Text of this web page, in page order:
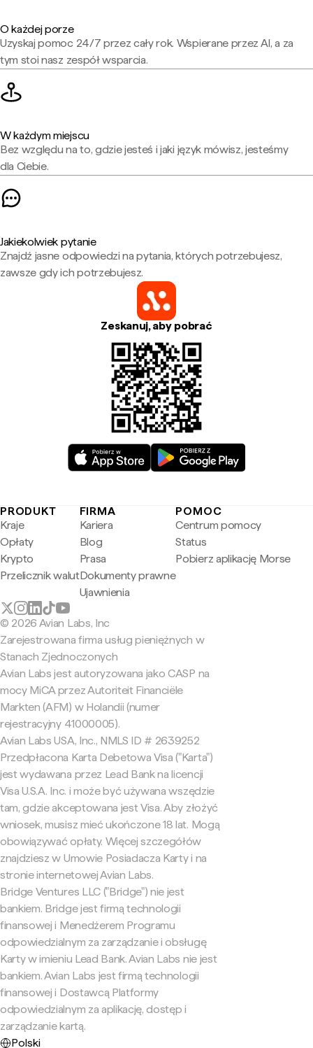
O każdej porze
Uzyskaj pomoc 24/7 przez cały rok. Wspierane przez AI, a za
tym stoi nasz zespół wsparcia.
W każdym miejscu
Bez względu na to, gdzie jesteś i jaki język mówisz, jesteśmy
dla Ciebie.
Jakiekolwiek pytanie
Znajdź jasne odpowiedzi na pytania, których potrzebujesz,
zawsze gdy ich potrzebujesz.
Zeskanuj, aby pobrać
PRODUKT
Kraje
Opłaty
Krypto
Przelicznik walut
FIRMA
Kariera
Blog
Prasa
Dokumenty prawne
Ujawnienia
POMOC
Centrum pomocy
Status
Pobierz aplikację Morse
© 2026 Avian Labs, Inc
Zarejestrowana firma usług pieniężnych w
Stanach Zjednoczonych
Avian Labs jest autoryzowana jako CASP na
mocy MiCA przez Autoriteit Financiële
Markten (AFM) w Holandii (numer
rejestracyjny 41000005).
Avian Labs USA, Inc., NMLS ID # 2639252
Przedpłacona Karta Debetowa Visa ("Karta")
jest wydawana przez Lead Bank na licencji
Visa U.S.A. Inc. i może być używana wszędzie
tam, gdzie akceptowana jest Visa. Aby złożyć
wniosek, musisz mieć ukończone 18 lat. Mogą
obowiązywać opłaty. Więcej szczegółów
znajdziesz w Umowie Posiadacza Karty i na
stronie internetowej Avian Labs.
Bridge Ventures LLC ("Bridge") nie jest
bankiem. Bridge jest firmą technologii
finansowej i Menedżerem Programu
odpowiedzialnym za zarządzanie i obsługę
Karty w imieniu Lead Bank. Avian Labs nie jest
bankiem. Avian Labs jest firmą technologii
finansowej i Dostawcą Platformy
odpowiedzialnym za aplikację, dostęp i
zarządzanie kartą.
Polski